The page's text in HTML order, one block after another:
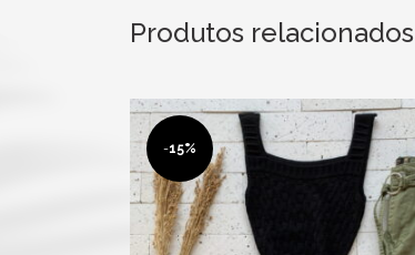
Produtos relacionados
-15%